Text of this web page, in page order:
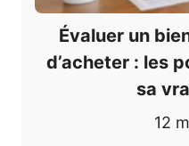
Évaluer un
d’acheter : les
sa
12